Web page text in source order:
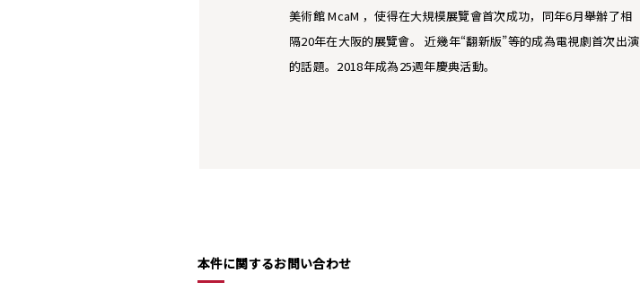
美術館 McaM ，使得在大規模展覽會首次成功，同年6月舉辦了相
隔20年在大阪的展覽會。 近幾年“翻新版”等的成為電視劇首次出演
的話題。2018年成為25週年慶典活動。
本件に関するお問い合わせ